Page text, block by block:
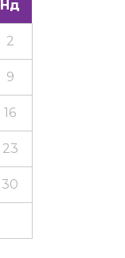
Нд
2
9
16
23
30